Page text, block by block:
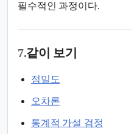
필수적인 과정이다.
7.같이 보기
정밀도
오차론
통계적 가설 검정